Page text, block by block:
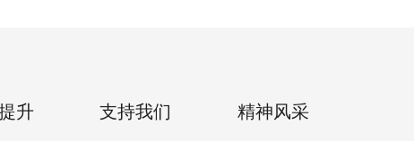
升 支持我们 精神风采